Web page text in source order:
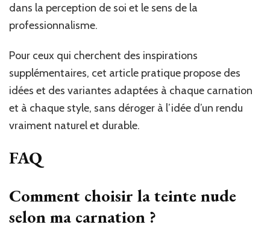
dans la perception de soi et le sens de la
professionnalisme.
Pour ceux qui cherchent des inspirations
supplémentaires, cet article pratique propose des
idées et des variantes adaptées à chaque carnation
et à chaque style, sans déroger à l’idée d’un rendu
vraiment naturel et durable.
FAQ
Comment choisir la teinte nude
selon ma carnation ?